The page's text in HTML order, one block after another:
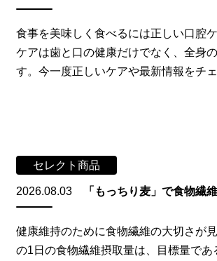
食事を美味しく食べるには正しい口腔
ケアは歯と口の健康だけでなく、全身
す。今一度正しいケアや最新情報をチ
セレクト商品
2026.08.03 「もっちり麦」で食物繊
健康維持のために食物繊維の大切さが
の1日の食物繊維摂取量は、目標量で